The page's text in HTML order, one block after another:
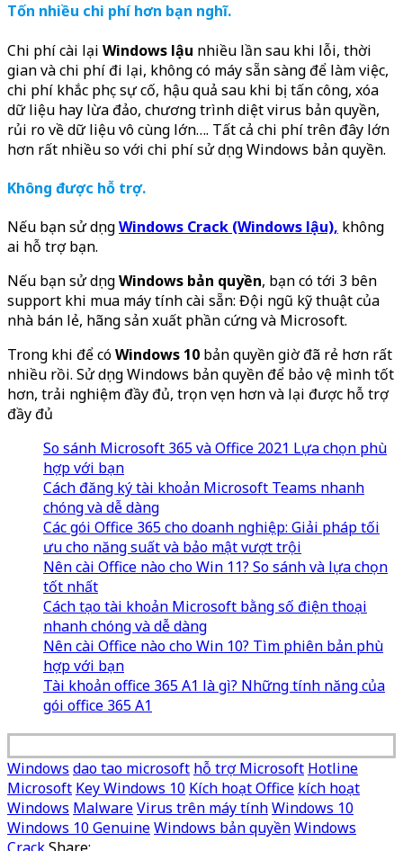
Tốn nhiều chi phí hơn bạn nghĩ.
Chi phí cài lại Windows lậu nhiều lần sau khi lỗi, thời
gian và chi phí đi lại, không có máy sẵn sàng để làm việc,
chi phí khắc phục sự cố, hậu quả sau khi bị tấn công, xóa
dữ liệu hay lừa đảo, chương trình diệt virus bản quyền,
rủi ro về dữ liệu vô cùng lớn…. Tất cả chi phí trên đây lớn
hơn rất nhiều so với chi phí sử dụng Windows bản quyền.
Không được hỗ trợ.
Nếu bạn sử dụngWindows Crack (Windows lậu), không
ai hỗ trợ bạn.
Nếu bạn sử dụngWindows bản quyền, bạn có tới 3 bên
support khi mua máy tính cài sẵn: Đội ngũ kỹ thuật của
nhà bán lẻ, hãng sản xuất phần cứng và Microsoft.
Trong khi để cóWindows 10 bản quyền giờ đã rẻ hơn rất
nhiều rồi. Sử dụng Windows bản quyền để bảo vệ mình tốt
hơn, trải nghiệm đầy đủ, trọn vẹn hơn và lại được hỗ trợ
đầy đủ
So sánh Microsoft 365 và Office 2021 Lựa chọn phù
hợp với bạn
Cách đăng ký tài khoản Microsoft Teams nhanh
chóng và dễ dàng
Các gói Office 365 cho doanh nghiệp: Giải pháp tối
ưu cho năng suất và bảo mật vượt trội
Nên cài Office nào cho Win 11? So sánh và lựa chọn
tốt nhất
Cách tạo tài khoản Microsoft bằng số điện thoại
nhanh chóng và dễ dàng
Nên cài Office nào cho Win 10? Tìm phiên bản phù
hợp với bạn
Tài khoản office 365 A1 là gì? Những tính năng của
gói office 365 A1
Windows dao tao microsoft hỗ trợ Microsoft Hotline
Microsoft Key Windows 10 Kích hoạt Office kích hoạt
Windows MalwareVirus trên máy tínhWindows 10
Windows 10 GenuineWindows bản quyềnWindows